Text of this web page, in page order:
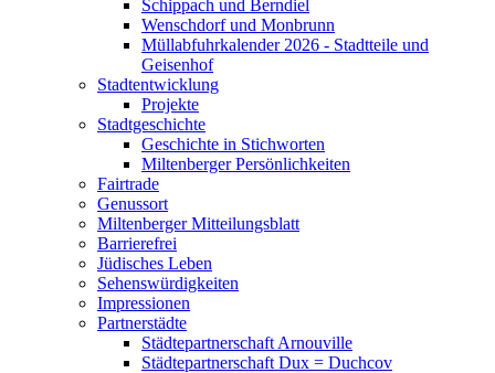
Schippach und Berndiel
Wenschdorf und Monbrunn
Müllabfuhrkalender 2026 - Stadtteile und
Geisenhof
Stadtentwicklung
Projekte
Stadtgeschichte
Geschichte in Stichworten
Miltenberger Persönlichkeiten
Fairtrade
Genussort
Miltenberger Mitteilungsblatt
Barrierefrei
Jüdisches Leben
Sehenswürdigkeiten
Impressionen
Partnerstädte
Städtepartnerschaft Arnouville
Städtepartnerschaft Dux = Duchcov